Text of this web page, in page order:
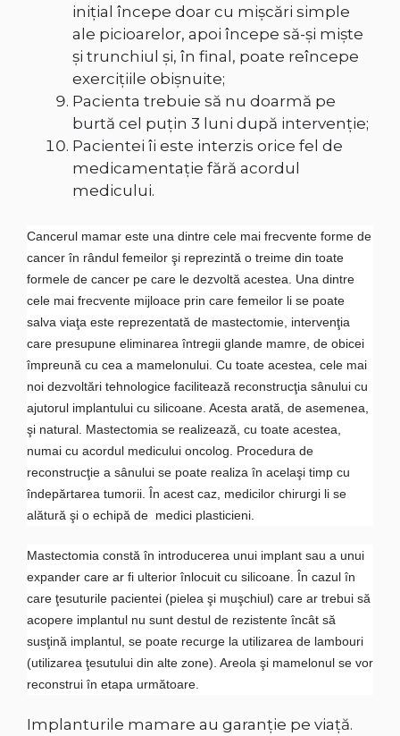
inițial începe doar cu mişcări simple
ale picioarelor, apoi începe să-şi mişte
şi trunchiul şi, în final, poate reîncepe
exerciţiile obişnuite;
Pacienta trebuie să nu doarmă pe
burtă cel puţin 3 luni după intervenţie;
Pacientei îi este interzis orice fel de
medicamentaţie fără acordul
medicului.
Cancerul mamar este una dintre cele mai frecvente forme de
cancer în rândul femeilor şi reprezintă o treime din toate
formele de cancer pe care le dezvoltă acestea. Una dintre
cele mai frecvente mijloace prin care femeilor li se poate
salva viaţa este reprezentată de mastectomie, intervenţia
care presupune eliminarea întregii glande mamre, de obicei
împreună cu cea a mamelonului. Cu toate acestea, cele mai
noi dezvoltări tehnologice facilitează reconstrucţia sânului cu
ajutorul implantului cu silicoane. Acesta arată, de asemenea,
şi natural. Mastectomia se realizează, cu toate acestea,
numai cu acordul medicului oncolog. Procedura de
reconstrucţie a sânului se poate realiza în acelaşi timp cu
îndepărtarea tumorii. În acest caz, medicilor chirurgi li se
alătură şi o echipă de medici plasticieni.
Mastectomia constă în introducerea unui implant sau a unui
expander care ar fi ulterior înlocuit cu silicoane. În cazul în
care ţesuturile pacientei (pielea şi muşchiul) care ar trebui să
acopere implantul nu sunt destul de rezistente încât să
susţină implantul, se poate recurge la utilizarea de lambouri
(utilizarea ţesutului din alte zone). Areola şi mamelonul se vor
reconstrui în etapa următoare.
Implanturile mamare au garanție pe viață.